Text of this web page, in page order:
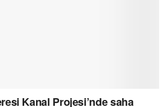
Kanal Projesi’nde saha